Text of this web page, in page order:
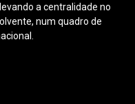
a centralidade no
num quadro de